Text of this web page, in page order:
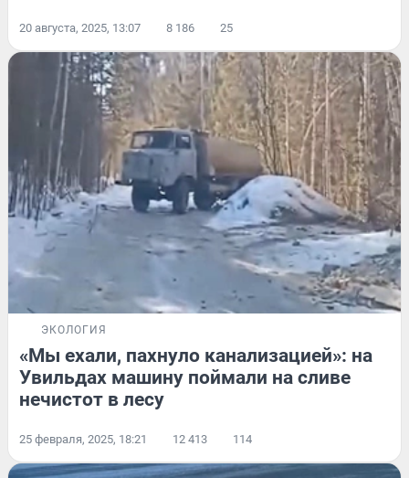
20 августа, 2025, 13:07 8 186 25
ЭКОЛОГИЯ
«Мы ехали, пахнуло канализацией»: на
Увильдах машину поймали на сливе
нечистот в лесу
25 февраля, 2025, 18:21 12 413 114